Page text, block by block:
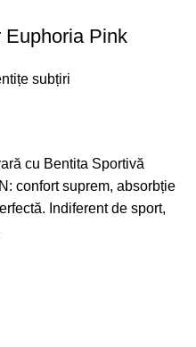
Euphoria Pink
subțiri
cu Bentita Sportivă
confort suprem, absorbție
Indiferent de sport,